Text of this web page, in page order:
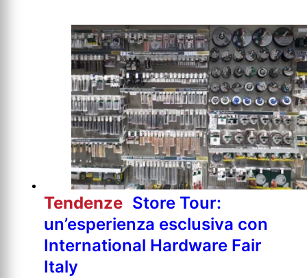
Tendenze Store Tour:
un’esperienza esclusiva con
International Hardware Fair
Italy